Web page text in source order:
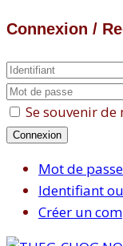
Connexion /
Se souvenir de
Connexion
Mot de
Identifiant
Créer un